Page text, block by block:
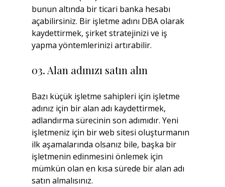
bunun altında bir ticari banka hesabı
açabilirsiniz. Bir işletme adını DBA olarak
kaydettirmek, şirket stratejinizi ve iş
yapma yöntemlerinizi artırabilir.
03. Alan adınızı satın alın
Bazı küçük işletme sahipleri için işletme
adınız için bir alan adı kaydettirmek,
adlandırma sürecinin son adımıdır. Yeni
işletmeniz için bir web sitesi oluşturmanın
ilk aşamalarında olsanız bile, başka bir
işletmenin edinmesini önlemek için
mümkün olan en kısa sürede bir alan adı
satın almalısınız.